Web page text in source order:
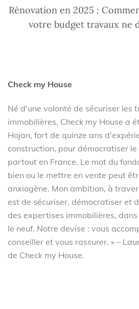
Rénovation en 2025 :
votre budget travaux ne
Check my House
Né d'une volonté de sécuriser les
immobilières, Check my House a
Hojan, fort de quinze ans
construction, pour démocratiser
partout en France. Le mot du
bien ou le mettre en vente peut
anxiogène. Mon ambition, à
est de sécuriser, démocratiser et
des expertises immobilières,
le neuf. Notre devise : vous
conseiller et vous rassurer. » –
de Check my House.